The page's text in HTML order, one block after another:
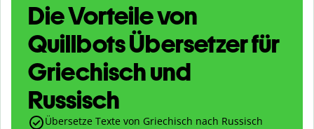
Die Vorteile von
Quillbots Übersetzer für
Griechisch und
Russisch
Übersetze Texte von Griechisch nach Russisch